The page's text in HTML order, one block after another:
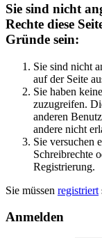
Sie sind nicht
Rechte diese
Gründe sein:
Sie sind nicht
auf der Seite
Sie haben
zuzugreifen.
anderen
andere nicht
Sie versuchen
Schreibrechte
Registrierung.
Sie müssen registriert
Anmelden